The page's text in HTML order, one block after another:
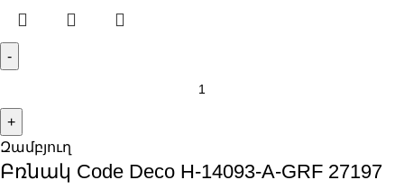
Զամբյուղ
Բռնակ Code Deco H-14093-A-GRF 27197